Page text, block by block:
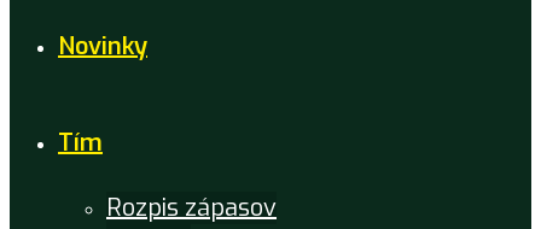
Novinky
Tím
Rozpis zápasov